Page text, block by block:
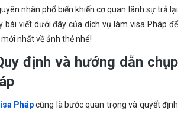
nhân phổ biến khiến cơ quan lãnh sự trả lại
bài viết dưới đây của dịch vụ làm visa Pháp để
nhất về ảnh thẻ nhé!
định và hướng dẫn chụp
Phápcũng là bước quan trọng và quyết định